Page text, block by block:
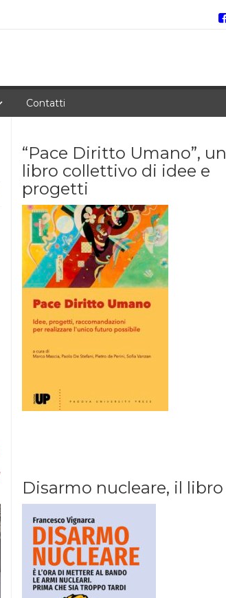
Contatti
“Pace Diritto Umano”, un
libro collettivo di idee e
progetti
Disarmo nucleare, il libro